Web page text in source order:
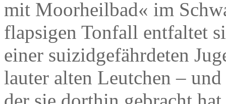
mit Moorheilbad« im
flapsigen Tonfall entfaltet
einer suizidgefährdeten
lauter alten Leutchen –